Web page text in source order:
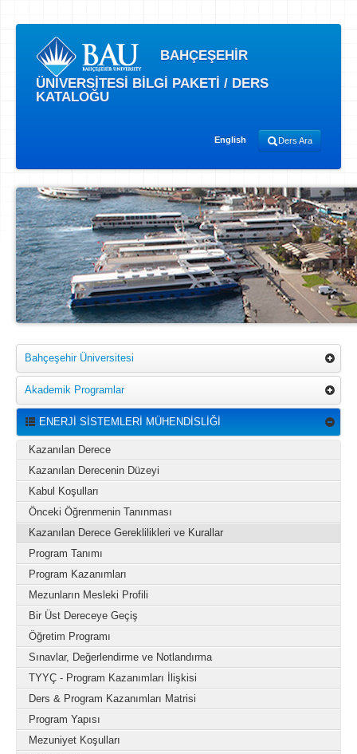
BAHÇEŞEHİR
ÜNİVERSİTESİ BİLGİ PAKETİ / DERS
KATALOĞU
English Ders Ara
Bahçeşehir Üniversitesi
Akademik Programlar
ENERJİ SİSTEMLERİ MÜHENDİSLİĞİ
Kazanılan Derece
Kazanılan Derecenin Düzeyi
Kabul Koşulları
Önceki Öğrenmenin Tanınması
Kazanılan Derece Gereklilikleri ve Kurallar
Program Tanımı
Program Kazanımları
Mezunların Mesleki Profili
Bir Üst Dereceye Geçiş
Öğretim Programı
Sınavlar, Değerlendirme ve Notlandırma
TYYÇ - Program Kazanımları İlişkisi
Ders & Program Kazanımları Matrisi
Program Yapısı
Mezuniyet Koşulları